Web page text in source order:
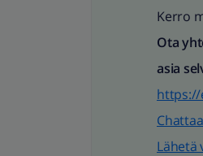
Kerro
Ota
asia
https://
Lähetä